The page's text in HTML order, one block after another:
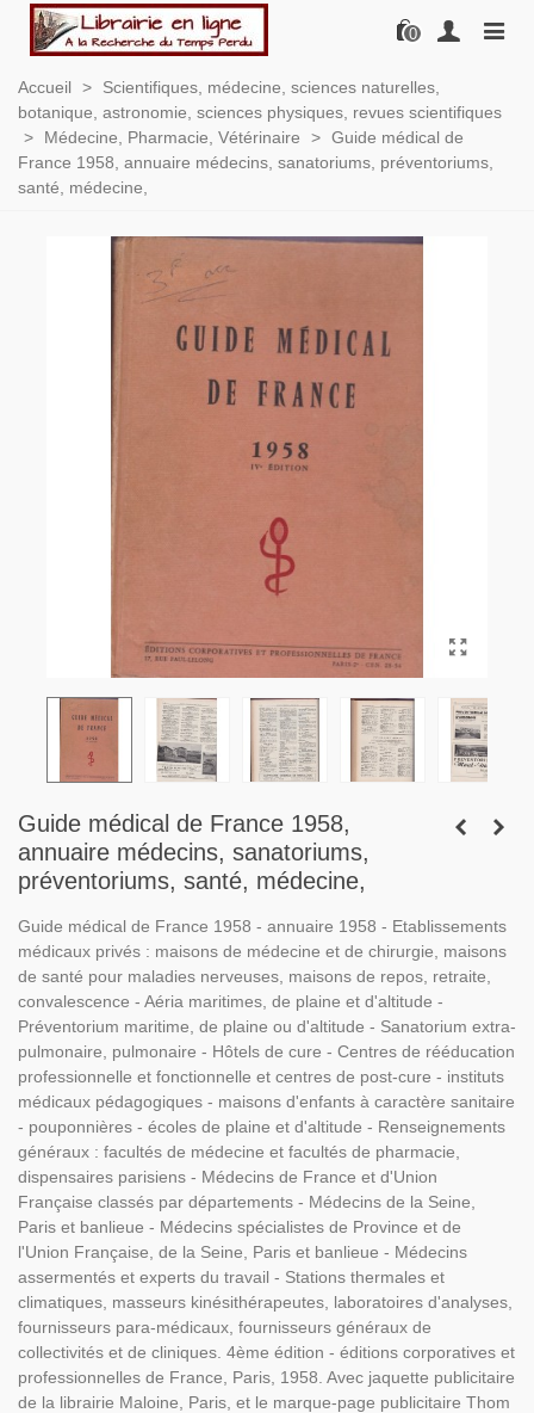
0
Accueil >
Scientifiques, médecine, sciences naturelles,
botanique, astronomie, sciences physiques, revues scientifiques
>
Médecine, Pharmacie, Vétérinaire > Guide médical de
France 1958, annuaire médecins, sanatoriums, préventoriums,
santé, médecine,
Guide médical de France 1958,
annuaire médecins, sanatoriums,
préventoriums, santé, médecine,
Guide médical de France 1958 - annuaire 1958 - Etablissements
médicaux privés : maisons de médecine et de chirurgie, maisons
de santé pour maladies nerveuses, maisons de repos, retraite,
convalescence - Aéria maritimes, de plaine et d'altitude -
Préventorium maritime, de plaine ou d'altitude - Sanatorium extra-
pulmonaire, pulmonaire - Hôtels de cure - Centres de rééducation
professionnelle et fonctionnelle et centres de post-cure - instituts
médicaux pédagogiques - maisons d'enfants à caractère sanitaire
- pouponnières - écoles de plaine et d'altitude - Renseignements
généraux : facultés de médecine et facultés de pharmacie,
dispensaires parisiens - Médecins de France et d'Union
Française classés par départements - Médecins de la Seine,
Paris et banlieue - Médecins spécialistes de Province et de
l'Union Française, de la Seine, Paris et banlieue - Médecins
assermentés et experts du travail - Stations thermales et
climatiques, masseurs kinésithérapeutes, laboratoires d'analyses,
fournisseurs para-médicaux, fournisseurs généraux de
collectivités et de cliniques. 4ème édition - éditions corporatives et
professionnelles de France, Paris, 1958. Avec jaquette publicitaire
de la librairie Maloine, Paris, et le marque-page publicitaire Thom